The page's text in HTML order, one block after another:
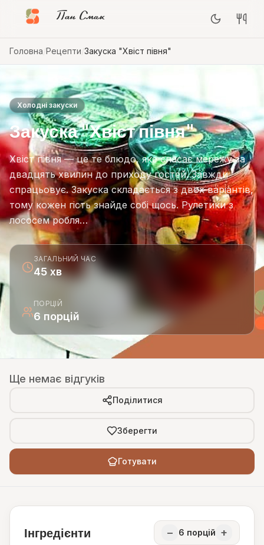
Пан Смак
Головна Рецепти Закуска "Хвіст півня"
Холодні закуски
Закуска "Хвіст півня"
Хвіст півня — це те блюдо, яке спасає мережу за
двадцять хвилин до приходу гостей. Завжди
спрацьовує. Закуска складається з двох варіантів,
тому кожен гість знайде собі щось. Рулетики з
лососем робля…
ЗАГАЛЬНИЙ ЧАС
45 хв
ПОРЦІЙ
6 порцій
Ще немає відгуків
Поділитися
Зберегти
Готувати
Інгредієнти − 6 порцій +